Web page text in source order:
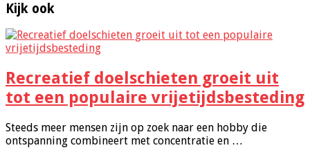
Kijk ook
Recreatief doelschieten groeit uit
tot een populaire vrijetijdsbesteding
Steeds meer mensen zijn op zoek naar een hobby die
ontspanning combineert met concentratie en …